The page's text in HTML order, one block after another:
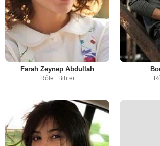
Farah Zeynep Abdullah
Rôle : Bihter